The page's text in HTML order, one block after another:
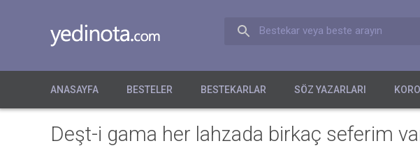
Bestekar veya beste arayın
ANASAYFA BESTELER BESTEKARLAR SÖZ YAZARLARI
Deşt-i gama her lahzada birkaç seferim